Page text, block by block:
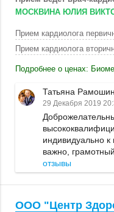
МОСКВИНА ЮЛИЯ
Прием кардиолога
Прием кардиолога
Подробнее о ценах:
Татьяна
29 Декабря 2019
индивидуально к
важно,
отзывы
ООО "Центр